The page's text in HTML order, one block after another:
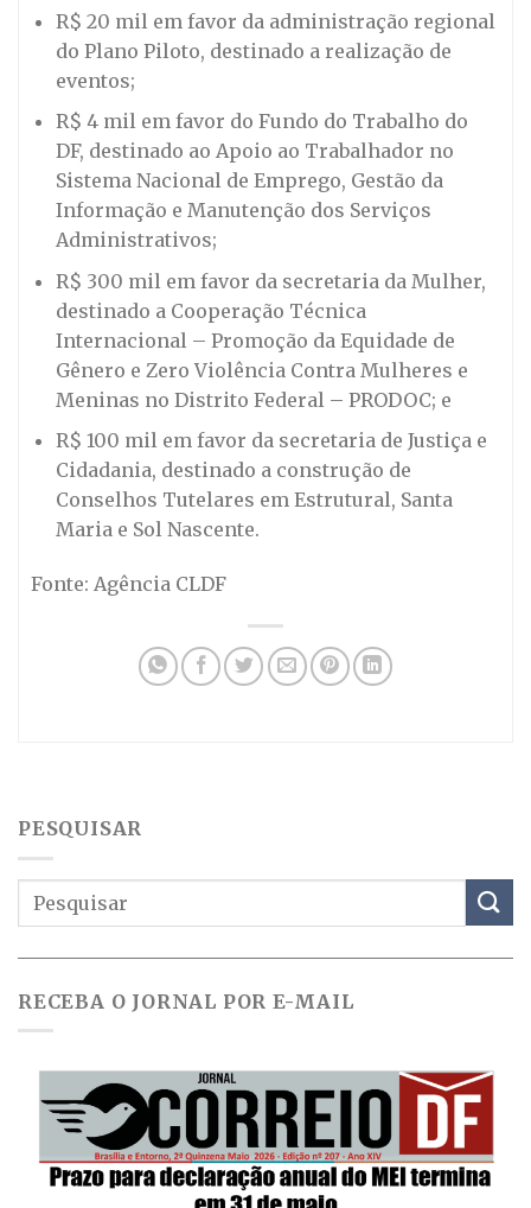
R$ 20 mil em favor da administração regional
do Plano Piloto, destinado a realização de
eventos;
R$ 4 mil em favor do Fundo do Trabalho do
DF, destinado ao Apoio ao Trabalhador no
Sistema Nacional de Emprego, Gestão da
Informação e Manutenção dos Serviços
Administrativos;
R$ 300 mil em favor da secretaria da Mulher,
destinado a Cooperação Técnica
Internacional – Promoção da Equidade de
Gênero e Zero Violência Contra Mulheres e
Meninas no Distrito Federal – PRODOC; e
R$ 100 mil em favor da secretaria de Justiça e
Cidadania, destinado a construção de
Conselhos Tutelares em Estrutural, Santa
Maria e Sol Nascente.
Fonte: Agência CLDF
PESQUISAR
RECEBA O JORNAL POR E-MAIL